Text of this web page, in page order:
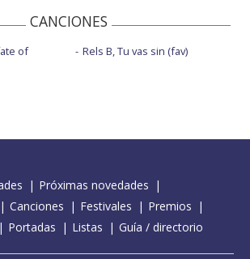
CANCIONES
of Rels B, Tu vas sin (fav)
Próximas novedades
Canciones Festivales
Premios
Portadas Listas Guía / directorio